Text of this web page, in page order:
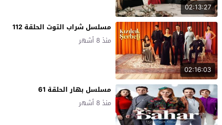
02:13:27
02:16:03
مسلسل شراب التوت الحلقة 112
منذ 8 أشهر
مسلسل بهار الحلقة 61
منذ 8 أشهر